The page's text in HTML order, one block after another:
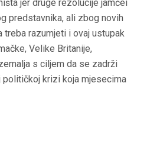
jer druge rezolucije jamčei
predstavnika, ali zbog novih
razumjeti i ovaj ustupak
Velike Britanije,
s ciljem da se zadrži
političkoj krizi koja mjesecima